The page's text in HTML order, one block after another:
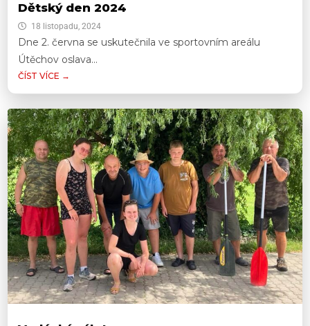
Dětský den 2024
18 listopadu, 2024
Dne 2. června se uskutečnila ve sportovním areálu
Útěchov oslava...
ČÍST VÍCE →